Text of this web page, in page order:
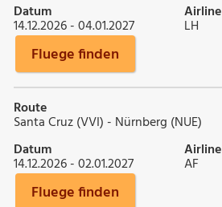
Datum
14.12.2026 - 04.01.2027
Airline
LH
Fluege finden
Route
Santa Cruz (VVI) - Nürnberg (NUE)
Datum
14.12.2026 - 02.01.2027
Airline
AF
Fluege finden